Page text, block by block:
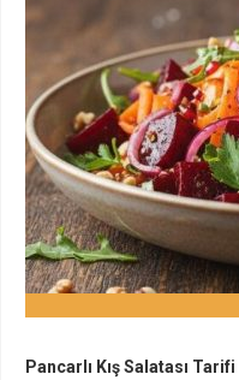
Pancarlı Kış Salatası